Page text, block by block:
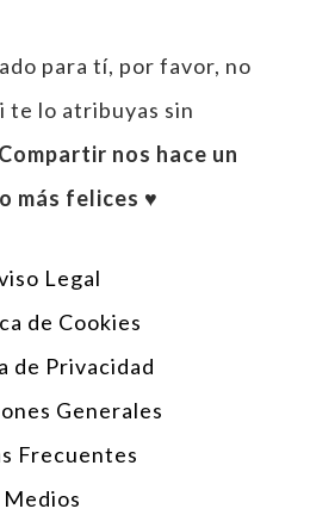
para tí, por favor, no
te lo atribuyas sin
Compartir nos hace un
más felices ♥︎
Legal
de Cookies
de Privacidad
Generales
Frecuentes
Medios